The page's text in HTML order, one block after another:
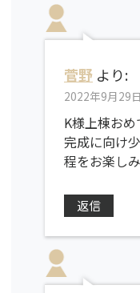
菅野 より:
2022年9月29
K様上棟おめ
完成に向け
程をお楽し
返信